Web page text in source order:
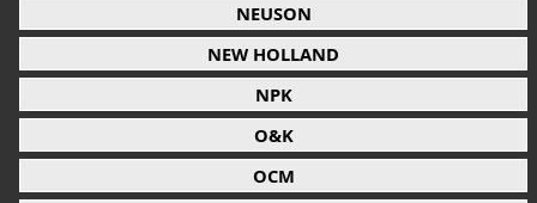
NEUSON
NEW HOLLAND
NPK
O&K
OCM